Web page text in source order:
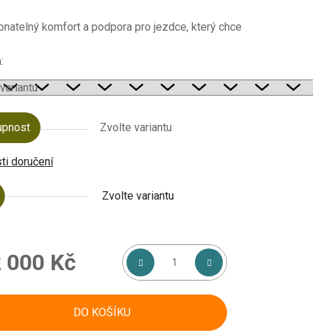
komfort a podpora pro jezdce, který chce dělat od
Zvolte variantu
doručení
Zvolte variantu
000 Kč
DO KOŠÍKU